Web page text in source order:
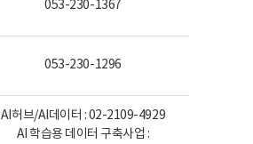
053-230-1367
053-230-1296
AI허브/AI데이터 : 02-2109-4929
AI 학습용 데이터 구축사업 :